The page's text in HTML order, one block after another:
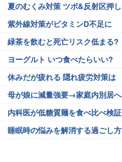
夏のむくみ対策 ツボ&反射区押し
紫外線対策がビタミンD不足に
緑茶を飲むと死亡リスク低まる?
ヨーグルト いつ食べたらいい?
休みだが疲れる 隠れ疲労対策は
母が娘に減量強要→家庭内別居へ
内科医が低糖質麺を食べ比べ検証
睡眠時の悩みを解消する過ごし方